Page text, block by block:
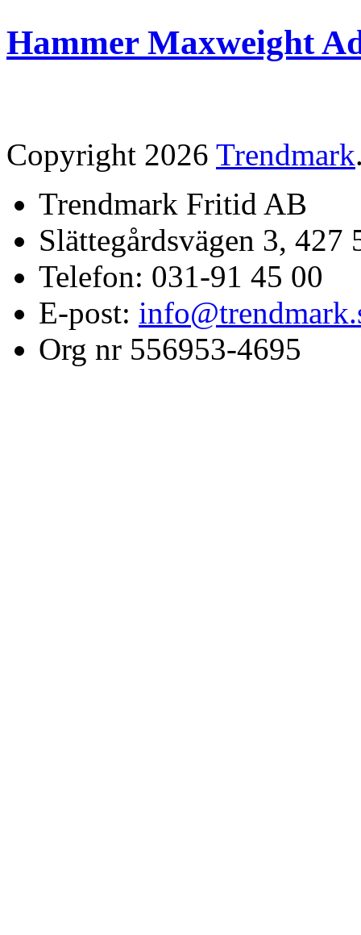
Hammer Maxweight
Copyright 2026 Trendmark
Trendmark Fritid AB
Slättegårdsvägen 3,
Telefon: 031-91 45 00
E-post:
Org nr 556953-4695